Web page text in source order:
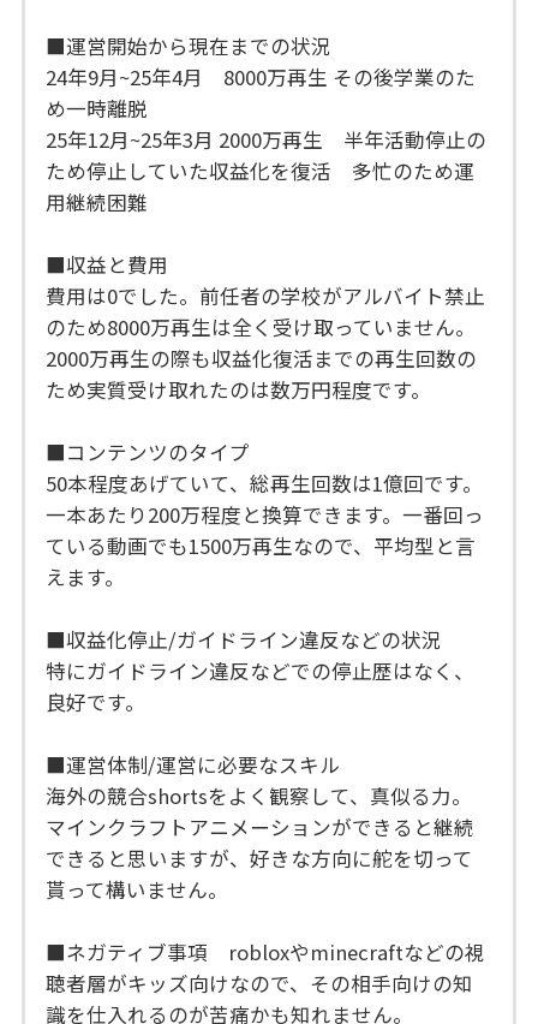
■運営開始から現在までの状況
24年9月~25年4月 8000万再生 その後学業のた
め一時離脱
25年12月~25年3月 2000万再生 半年活動停止の
ため停止していた収益化を復活 多忙のため運
用継続困難
■収益と費用
費用は0でした。前任者の学校がアルバイト禁止
のため8000万再生は全く受け取っていません。
2000万再生の際も収益化復活までの再生回数の
ため実質受け取れたのは数万円程度です。
■コンテンツのタイプ
50本程度あげていて、総再生回数は1億回です。
一本あたり200万程度と換算できます。一番回っ
ている動画でも1500万再生なので、平均型と言
えます。
■収益化停止/ガイドライン違反などの状況
特にガイドライン違反などでの停止歴はなく、
良好です。
■運営体制/運営に必要なスキル
海外の競合shortsをよく観察して、真似る力。
マインクラフトアニメーションができると継続
できると思いますが、好きな方向に舵を切って
貰って構いません。
■ネガティブ事項 robloxやminecraftなどの視
聴者層がキッズ向けなので、その相手向けの知
識を仕入れるのが苦痛かも知れません。